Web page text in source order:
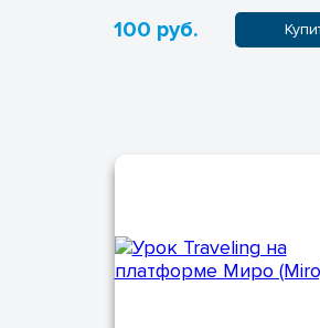
100 руб.